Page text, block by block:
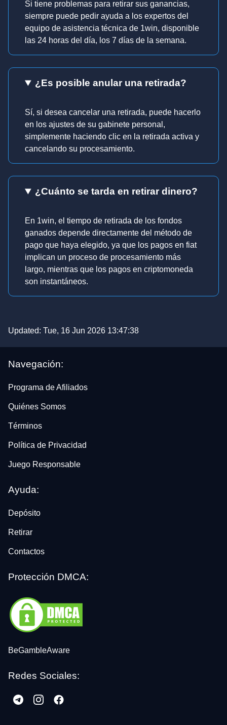
Si tiene problemas para retirar sus ganancias,
siempre puede pedir ayuda a los expertos del
equipo de asistencia técnica de 1win, disponible
las 24 horas del día, los 7 días de la semana.
¿Es posible anular una retirada?
Sí, si desea cancelar una retirada, puede hacerlo
en los ajustes de su gabinete personal,
simplemente haciendo clic en la retirada activa y
cancelando su procesamiento.
¿Cuánto se tarda en retirar dinero?
En 1win, el tiempo de retirada de los fondos
ganados depende directamente del método de
pago que haya elegido, ya que los pagos en fiat
implican un proceso de procesamiento más
largo, mientras que los pagos en criptomoneda
son instantáneos.
Updated: Tue, 16 Jun 2026 13:47:38
Navegación:
Programa de Afiliados
Quiénes Somos
Términos
Política de Privacidad
Juego Responsable
Ayuda:
Depósito
Retirar
Contactos
Protección DMCA:
BeGambleAware
Redes Sociales: